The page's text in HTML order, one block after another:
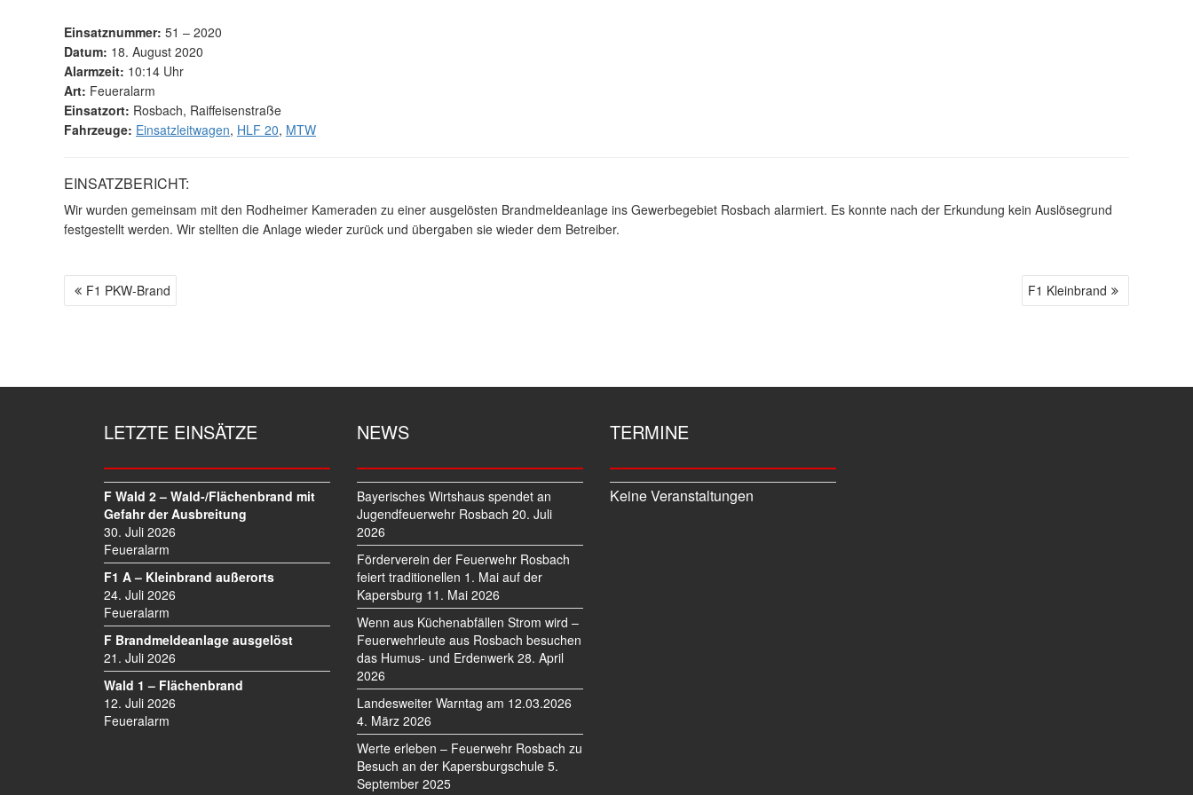
Einsatznummer: 51 – 2020
Datum: 18. August 2020
Alarmzeit: 10:14 Uhr
Art: Feueralarm
Einsatzort: Rosbach, Raiffeisenstraße
Fahrzeuge: Einsatzleitwagen, HLF 20, MTW
EINSATZBERICHT:
Wir wurden gemeinsam mit den Rodheimer Kameraden zu einer ausgelösten Brandmeldeanlage ins Gewerbegebiet Rosbach alarmiert. Es konnte nach der Erkundung kein Auslösegrund
festgestellt werden. Wir stellten die Anlage wieder zurück und übergaben sie wieder dem Betreiber.
B
R
F1 PKW-Brand F1 Kleinbrand
LETZTE EINSÄTZE
F Wald 2 – Wald-/Flächenbrand mit
Gefahr der Ausbreitung
30. Juli 2026
Feueralarm
F1 A – Kleinbrand außerorts
24. Juli 2026
Feueralarm
F Brandmeldeanlage ausgelöst
21. Juli 2026
Wald 1 – Flächenbrand
12. Juli 2026
Feueralarm
NEWS
Bayerisches Wirtshaus spendet an
Jugendfeuerwehr Rosbach 20. Juli
2026
Förderverein der Feuerwehr Rosbach
feiert traditionellen 1. Mai auf der
Kapersburg 11. Mai 2026
Wenn aus Küchenabfällen Strom wird –
Feuerwehrleute aus Rosbach besuchen
das Humus- und Erdenwerk 28. April
2026
Landesweiter Warntag am 12.03.2026
4. März 2026
Werte erleben – Feuerwehr Rosbach zu
Besuch an der Kapersburgschule 5.
September 2025
TERMINE
Keine Veranstaltungen